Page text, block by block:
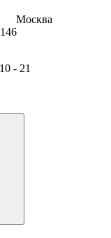
Москва
- 21